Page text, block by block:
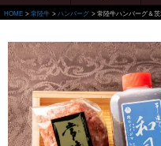
HOME 常陸牛 ハンバーグ 常陸牛ハンバーグ＆